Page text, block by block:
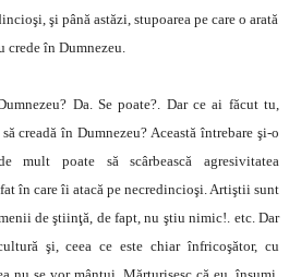
şi până astăzi, stupoarea pe care o arată
crede în Dumnezeu.
Da. Se poate?. Dar ce ai făcut tu,
creadă în Dumnezeu? Această întrebare şi-o
poate să scârbească agresivitatea
în care îi atacă pe necredincioşi. Artiştii sunt
de ştiinţă, de fapt, nu ştiu nimic!. etc. Dar
şi, ceea ce este chiar înfricoşător, cu